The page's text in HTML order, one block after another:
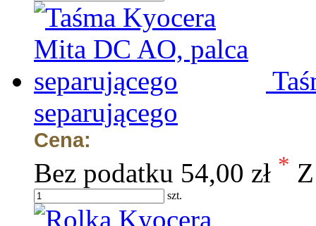
separującego
Cena:
Bez podatku 54,00 zł *
szt.